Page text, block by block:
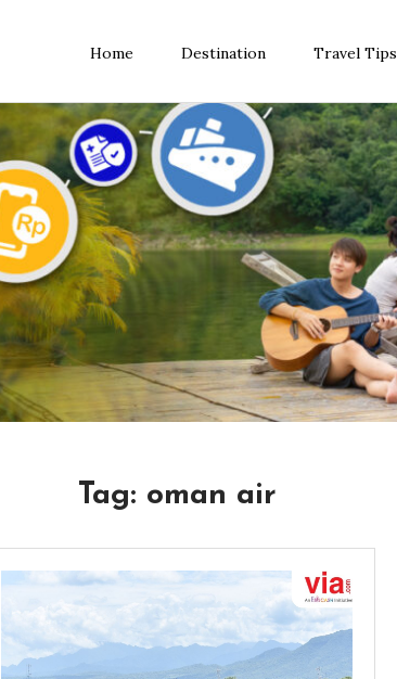
Home Destination Travel Tips
Tag: oman air